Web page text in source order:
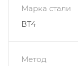
Марка стали
ВТ4
Метод